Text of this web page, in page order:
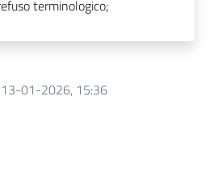
terminologico;
13-01-2026, 15:36